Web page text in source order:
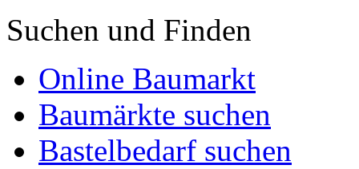
Suchen und Finden
Online Baumarkt
Baumärkte suchen
Bastelbedarf suchen